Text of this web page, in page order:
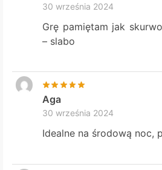
30 września 2024
Grę pamiętam jak
– slabo
Aga
30 września 2024
Idealne na środową noc,